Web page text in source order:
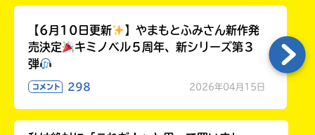
【6月10日更新
】やまもとふみさん新作発
売決定
キミノベル５周年、新シリーズ第３
弾
コメント 298 2026年04月15日